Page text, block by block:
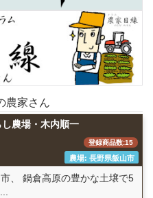
農家さん
農場・木内順一
登録商品数:15
農場: 長野県飯山市
、 鍋倉高原の豊かな土壌で5